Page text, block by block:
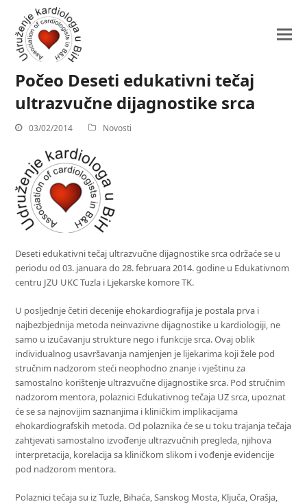
Počeo Deseti edukativni tečaj
ultrazvučne dijagnostike srca
03/02/2014 Novosti
Deseti edukativni tečaj ultrazvučne dijagnostike srca održaće se u
periodu od 03. januara do 28. februara 2014. godine u Edukativnom
centru JZU UKC Tuzla i Ljekarske komore TK.
U posljednje četiri decenije ehokardiografija je postala prva i
najbezbjednija metoda neinvazivne dijagnostike u kardiologiji, ne
samo u izučavanju strukture nego i funkcije srca. Ovaj oblik
individualnog usavršavanja namjenjen je lijekarima koji žele pod
stručnim nadzorom steći neophodno znanje i vještinu za
samostalno korištenje ultrazvučne dijagnostike srca. Pod stručnim
nadzorom mentora, polaznici Edukativnog tečaja UZ srca, upoznat
će se sa najnovijim saznanjima i kliničkim implikacijama
ehokardiografskih metoda. Od polaznika će se u toku trajanja tečaja
zahtjevati samostalno izvođenje ultrazvučnih pregleda, njihova
interpretacija, korelacija sa kliničkom slikom i vođenje evidencije
pod nadzorom mentora.
Polaznici tečaja su iz Tuzle, Bihaća, Sanskog Mosta, Ključa, Orašja,